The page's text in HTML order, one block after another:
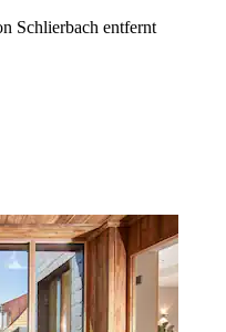
Schlierbach entfernt